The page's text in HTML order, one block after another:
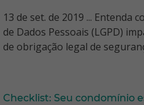
13 de set. de 2019 ... Entenda
de Dados Pessoais (LGPD)
de obrigação legal de
Checklist: Seu condomínio